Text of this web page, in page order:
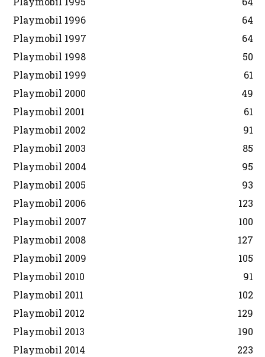
Playmobil 1996
64
Playmobil 1997
64
Playmobil 1998
50
Playmobil 1999
61
Playmobil 2000
49
Playmobil 2001
61
Playmobil 2002
91
Playmobil 2003
85
Playmobil 2004
95
Playmobil 2005
93
Playmobil 2006
123
Playmobil 2007
100
Playmobil 2008
127
Playmobil 2009
105
Playmobil 2010
91
Playmobil 2011
102
Playmobil 2012
129
Playmobil 2013
190
Playmobil 2014
223